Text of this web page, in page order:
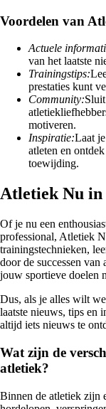
Voordelen van
Actuele
van het laatste
Trainingstips:
prestaties kunt
Community:
motiveren.
Inspiratie:Laat
atleten en
toewijding.
Atletiek Nu
Of je nu een
professional, Atletiek
trainingstechnieken,
door de successen
jouw sportieve doelen
Dus, als je alles wilt
laatste nieuws, tips en
altijd iets nieuws te
Wat zijn de
atletiek?
Binnen de atletiek zijn